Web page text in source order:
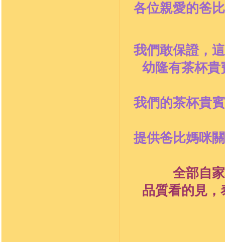
各位親愛的爸
我們敢保證，
幼隆有茶杯貴
我們的茶杯貴
提供爸比媽咪
全部自
品質看的見，